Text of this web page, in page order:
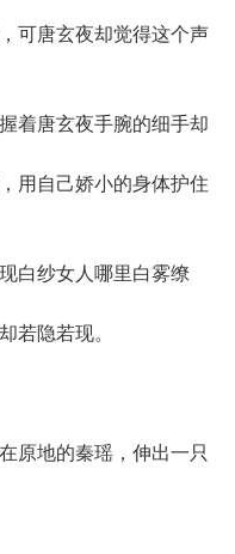
唐玄夜却觉得这个声
唐玄夜手腕的细手却
用自己娇小的身体护住
纱女人哪里白雾缭
若隐若现。
地的秦瑶，伸出一只